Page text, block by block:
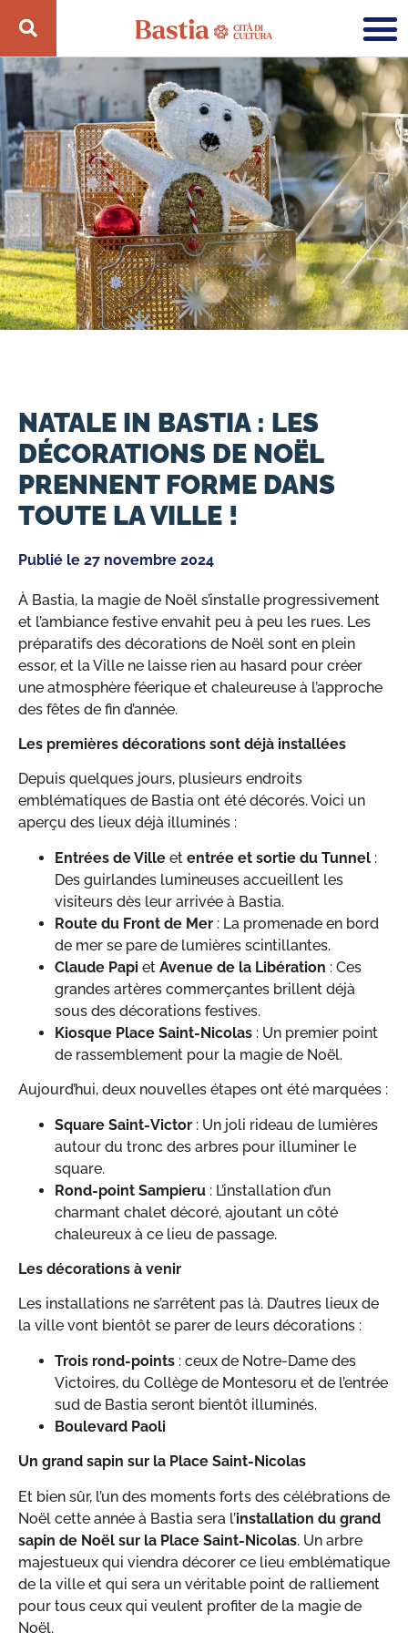
NATALE IN BASTIA : LES
DÉCORATIONS DE NOËL
PRENNENT FORME DANS
TOUTE LA VILLE !
Publié le 27 novembre 2024
À Bastia, la magie de Noël s’installe progressivement
et l’ambiance festive envahit peu à peu les rues. Les
préparatifs des décorations de Noël sont en plein
essor, et la Ville ne laisse rien au hasard pour créer
une atmosphère féerique et chaleureuse à l’approche
des fêtes de fin d’année.
Les premières décorations sont déjà installées
Depuis quelques jours, plusieurs endroits
emblématiques de Bastia ont été décorés. Voici un
aperçu des lieux déjà illuminés :
Entrées de Ville et entrée et sortie du Tunnel :
Des guirlandes lumineuses accueillent les
visiteurs dès leur arrivée à Bastia.
Route du Front de Mer : La promenade en bord
de mer se pare de lumières scintillantes.
Claude Papi et Avenue de la Libération : Ces
grandes artères commerçantes brillent déjà
sous des décorations festives.
Kiosque Place Saint-Nicolas : Un premier point
de rassemblement pour la magie de Noël.
Aujourd’hui, deux nouvelles étapes ont été marquées :
Square Saint-Victor : Un joli rideau de lumières
autour du tronc des arbres pour illuminer le
square.
Rond-point Sampieru : L’installation d’un
charmant chalet décoré, ajoutant un côté
chaleureux à ce lieu de passage.
Les décorations à venir
Les installations ne s’arrêtent pas là. D’autres lieux de
la ville vont bientôt se parer de leurs décorations :
Trois rond-points : ceux de Notre-Dame des
Victoires, du Collège de Montesoru et de l’entrée
sud de Bastia seront bientôt illuminés.
Boulevard Paoli
Un grand sapin sur la Place Saint-Nicolas
Et bien sûr, l’un des moments forts des célébrations de
Noël cette année à Bastia sera l’installation du grand
sapin de Noël sur la Place Saint-Nicolas. Un arbre
majestueux qui viendra décorer ce lieu emblématique
de la ville et qui sera un véritable point de ralliement
pour tous ceux qui veulent profiter de la magie de
Noël.